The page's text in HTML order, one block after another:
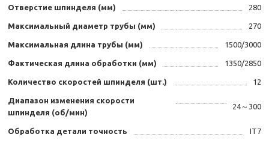
Отверстие шпинделя (мм) 280
Максимальный диаметр трубы (мм) 270
Максимальная длина трубы (мм) 1500/3000
Фактическая длина обработки (мм) 1350/2850
Количество скоростей шпинделя (шт.) 12
Диапазон изменения скорости
шпинделя (об/мин)
24～300
Обработка детали точность IT7